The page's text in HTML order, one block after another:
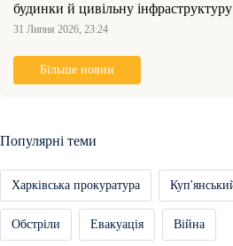
будинки й цивільну інфраструктуру
31 Липня 2026, 23:24
Більше новин
Популярні теми
Харківська прокуратура
Обстріли Евакуація Війна